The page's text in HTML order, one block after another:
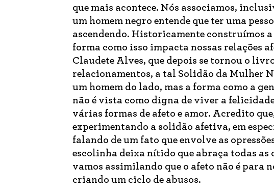
que mais acontece. Nós associamos,
um homem negro entende que ter uma
ascendendo. Historicamente construímos
forma como isso impacta nossas relações
Claudete Alves, que depois se tornou o
relacionamentos, a tal Solidão da Mulher
um homem do lado, mas a forma como a
não é vista como digna de viver a
várias formas de afeto e amor. Acredito
experimentando a solidão afetiva, em
falando de um fato que envolve as
escolinha deixa nítido que abraça todas as
vamos assimilando que o afeto não é para
criando um ciclo de abusos.